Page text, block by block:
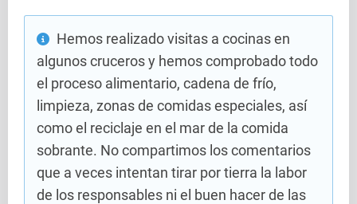
Hemos realizado visitas a cocinas en
algunos cruceros y hemos comprobado todo
el proceso alimentario, cadena de frío,
limpieza, zonas de comidas especiales, así
como el reciclaje en el mar de la comida
sobrante. No compartimos los comentarios
que a veces intentan tirar por tierra la labor
de los responsables ni el buen hacer de las